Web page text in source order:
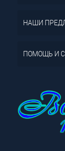
НАШИ
ПОМОЩЬ И